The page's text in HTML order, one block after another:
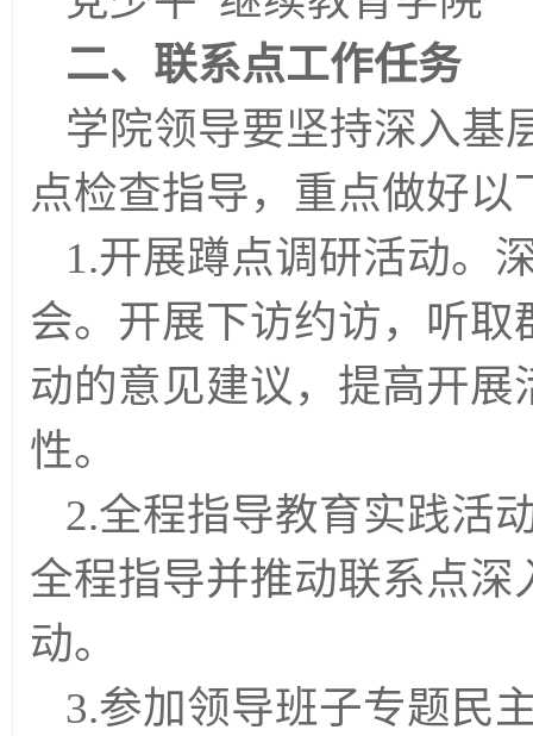
二、联系点工作任务
学院领导要坚持深入基
点检查指导，重点做好以
1.开展蹲点调研活动。
会。开展下访约访，听
动的意见建议，提高开
性。
2.全程指导教育实践活
全程指导并推动联系点
动。
3.参加领导班子专题民